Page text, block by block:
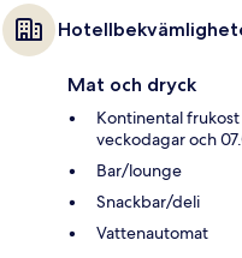
Mat och dryck
Kontinental
veckodagar och
Bar/lounge
Snackbar/deli
Vattenautomat